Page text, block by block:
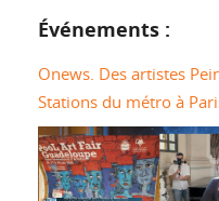
Événements :
Onews. Des artistes
Stations du métro à
Art Fair